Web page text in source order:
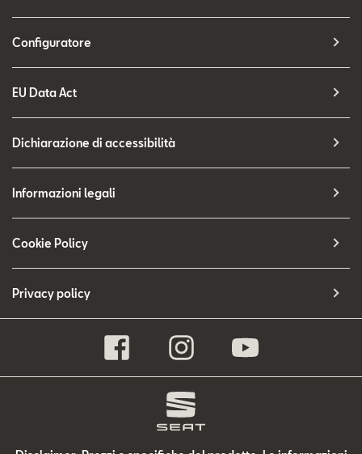
Configuratore
EU Data Act
Dichiarazione di accessibilità
Informazioni legali
Cookie Policy
Privacy policy